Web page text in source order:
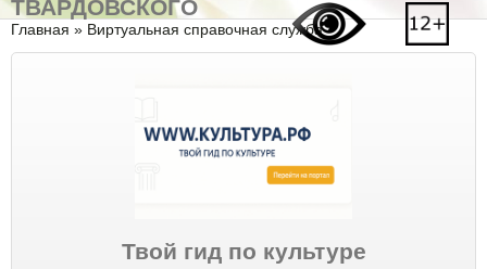
ТВАРДОВСКОГО
Вы здесь
Главная » Виртуальная справочная служба
Твой гид по культуре